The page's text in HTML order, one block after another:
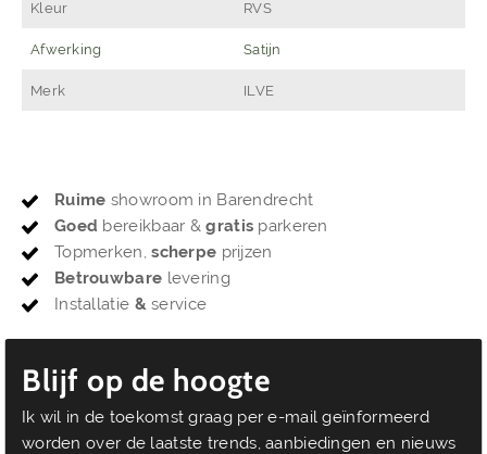
Kleur RVS
Afwerking Satijn
Merk ILVE
Ruime showroom in Barendrecht
Goed bereikbaar &gratis parkeren
Topmerken,scherpe prijzen
Betrouwbare levering
Installatie & service
Blijf op de hoogte
Ik wil in de toekomst graag per e-mail geïnformeerd
worden over de laatste trends, aanbiedingen en nieuws